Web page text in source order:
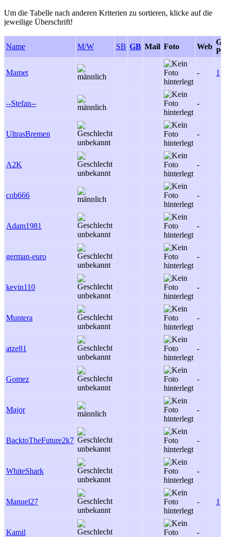
Um die Tabelle nach anderen Kriterien zu sortieren, klicke auf die
jeweilige Überschrift!
Name M/W SB GB Mail Foto Web
Mamet - 1
--Stefan-- -
UltrasBremen -
A2K -
cob666 -
Adam1981 -
german-euro -
kevin110 -
Muntera -
atze81 -
Gomez -
Major -
BacktoTheFuture2k7 -
WhiteShark -
Manuel27 - 1
Kamil -